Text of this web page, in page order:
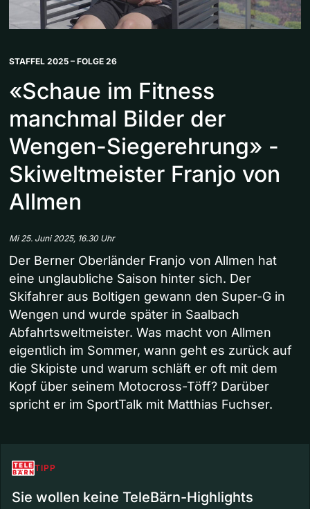
STAFFEL 2025 – FOLGE 26
«Schaue im Fitness
manchmal Bilder der
Wengen-Siegerehrung» -
Skiweltmeister Franjo von
Allmen
Mi 25. Juni 2025, 16.30 Uhr
Der Berner Oberländer Franjo von Allmen hat
eine unglaubliche Saison hinter sich. Der
Skifahrer aus Boltigen gewann den Super-G in
Wengen und wurde später in Saalbach
Abfahrtsweltmeister. Was macht von Allmen
eigentlich im Sommer, wann geht es zurück auf
die Skipiste und warum schläft er oft mit dem
Kopf über seinem Motocross-Töff? Darüber
spricht er im SportTalk mit Matthias Fuchser.
TIPP
Sie wollen keine TeleBärn-Highlights